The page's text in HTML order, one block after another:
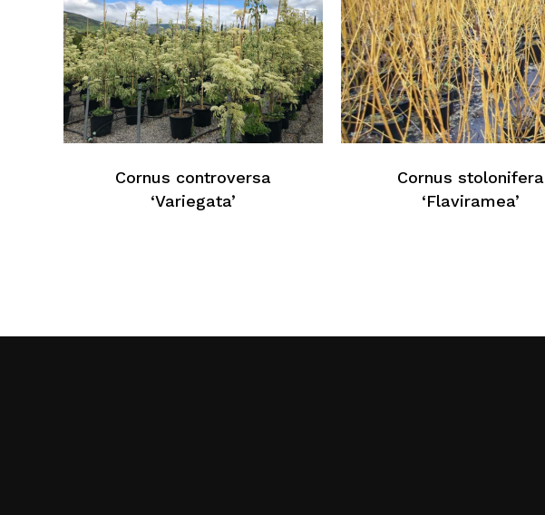
Cornus controversa
‘Variegata’
Cornus stolonifera
‘Flaviramea’